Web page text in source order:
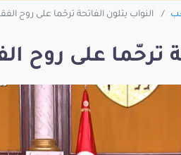
النواب يتلون الفاتحة ترحّما على روح
ترحّما على روح